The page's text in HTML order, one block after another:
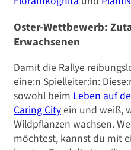
Oster-Wettbewerb:
Erwachsenen
Damit die Rallye
eine:n Spielleiter:in:
sowohl beim Leben auf
Caring Cityein und weiß,
Wildpflanzen wachsen.
möchtest, kannst du mit